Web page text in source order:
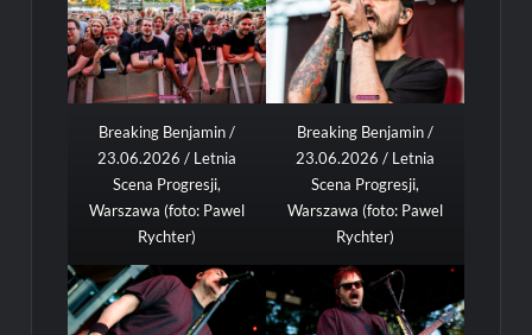
Breaking Benjamin /
23.06.2026 / Letnia
Scena Progresji,
Warszawa (foto: Pawel
Rychter)
Breaking Benjamin /
23.06.2026 / Letnia
Scena Progresji,
Warszawa (foto: Pawel
Rychter)